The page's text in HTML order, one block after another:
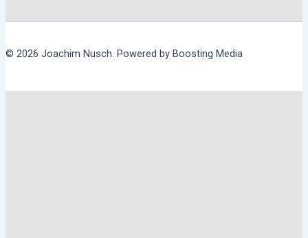
© 2026 Joachim Nusch. Powered by Boosting Media